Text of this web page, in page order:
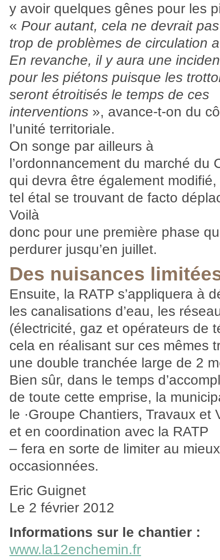
y avoir quelques gênes pour les
« Pour autant, cela ne devrait
trop de problèmes de circulation
En revanche, il y aura une
pour les piétons puisque les
seront étroitisés le temps de ces
interventions », avance-t-on du
l’unité territoriale.
On songe par ailleurs à
l’ordonnancement du marché du
qui devra être également
tel étal se trouvant de facto
Voilà
donc pour une première phase
perdurer jusqu’en juillet.
Des nuisances
Ensuite, la RATP s’appliquera à
les canalisations d’eau, les
(électricité, gaz et opérateurs de
cela en réalisant sur ces mêmes
une double tranchée large de 2
Bien sûr, dans le temps
de toute cette emprise, la
le ·Groupe Chantiers, Travaux et
et en coordination avec la RATP
– fera en sorte de limiter au
occasionnées.
Eric Guignet
Le 2 février 2012
Informations sur le chantier :
www.la12enchemin.fr